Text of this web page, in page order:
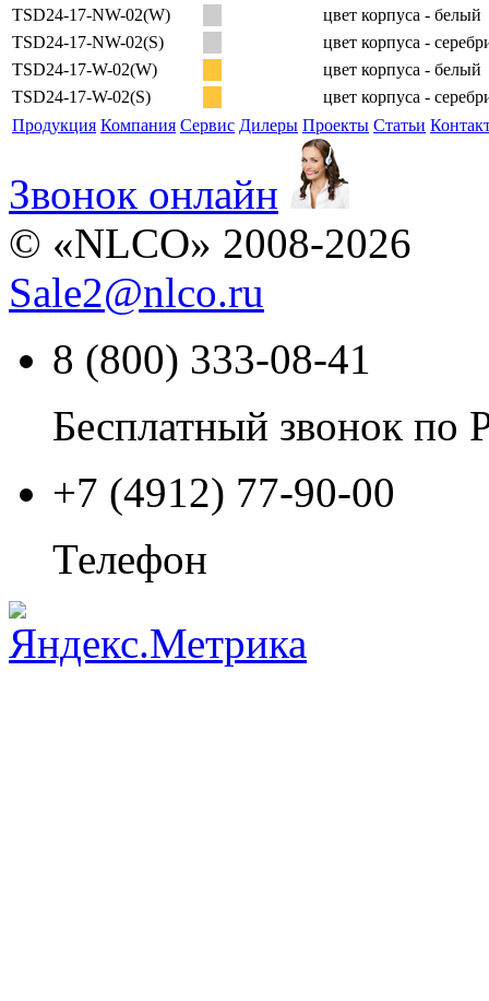
TSD24-17-NW-02(W)
цвет корпуса - белый
TSD24-17-NW-02(S)
цвет корпуса -
TSD24-17-W-02(W)
цвет корпуса - белый
TSD24-17-W-02(S)
цвет корпуса -
Продукция Компания Сервис Дилеры Проекты Статьи
Звонок онлайн
© «NLCO» 2008-2026
Sale2@nlco.ru
8 (800) 333-08-41
Бесплатный звонок по
+7 (4912) 77-90-00
Телефон